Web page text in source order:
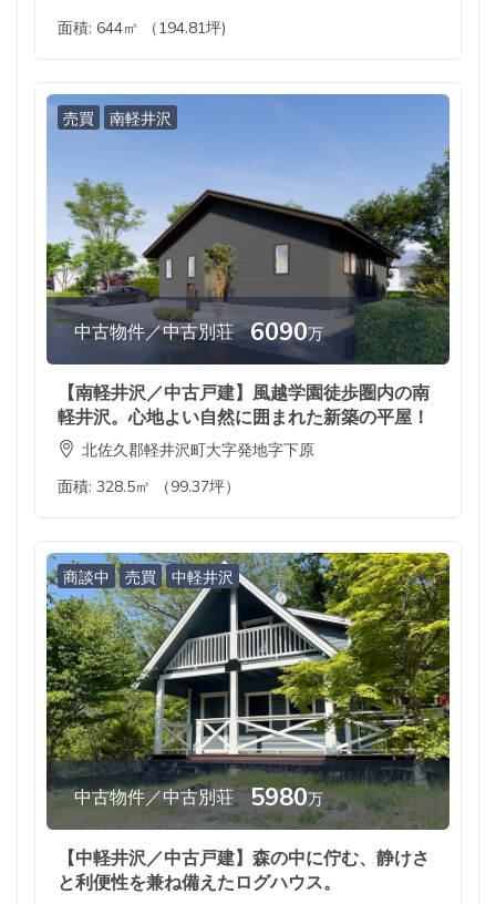
面積: 644㎡ （194.81坪)
売買 南軽井沢
中古物件／中古別荘 6090万
【南軽井沢／中古戸建】風越学園徒歩圏内の南
軽井沢。心地よい自然に囲まれた新築の平屋！
北佐久郡軽井沢町大字発地字下原
面積: 328.5㎡ （99.37坪）
商談中 売買 中軽井沢
中古物件／中古別荘 5980万
【中軽井沢／中古戸建】森の中に佇む、静けさ
と利便性を兼ね備えたログハウス。